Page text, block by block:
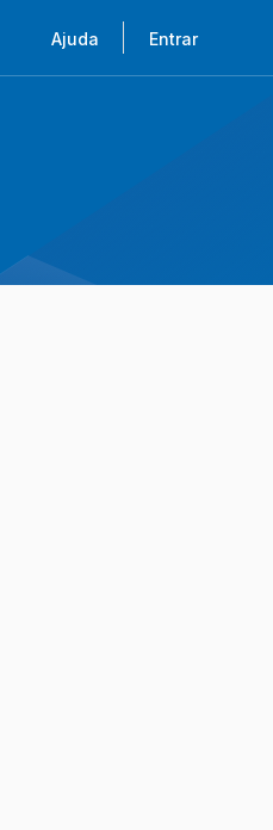
Ajuda Entrar